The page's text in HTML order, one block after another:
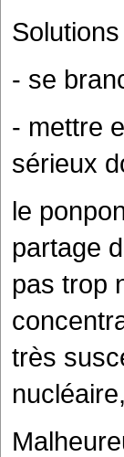
- se
- mettre
sérieux
le
partage
pas trop
très